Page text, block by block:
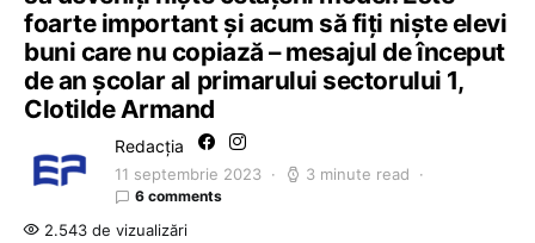
foarte important și acum să fiți niște elevi
buni care nu copiază – mesajul de început
de an școlar al primarului sectorului 1,
Clotilde Armand
Redacția
11 septembrie 2023 3 minute read
6 comments
2.543 de vizualizări